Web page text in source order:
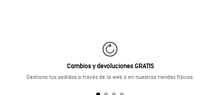
Cambios y devoluciones GRATIS
Gestiona tus pedidos a través de la web o en nuestras tiendas físicas.